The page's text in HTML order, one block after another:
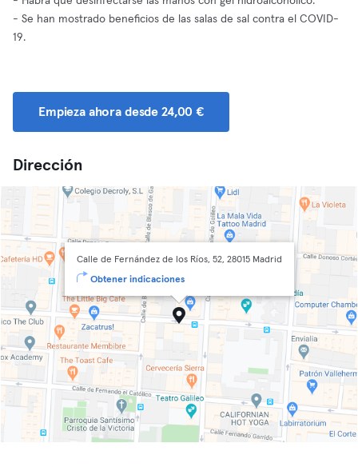
- Se han mostrado beneficios de las salas de sal contra el COVID-
19.
Empieza ahora desde 24,00 €
Dirección
Calle de Fernández de los Ríos, 52, 28015 Madrid
Obtener indicaciones